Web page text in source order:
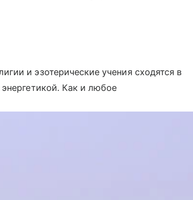
и эзотерические учения сходятся в
Как и любое